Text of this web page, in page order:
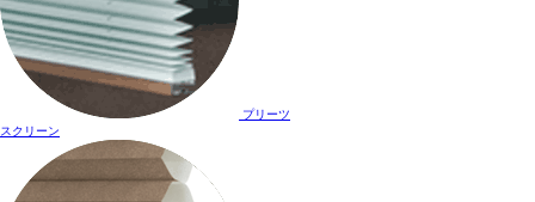
プリーツ
スクリーン